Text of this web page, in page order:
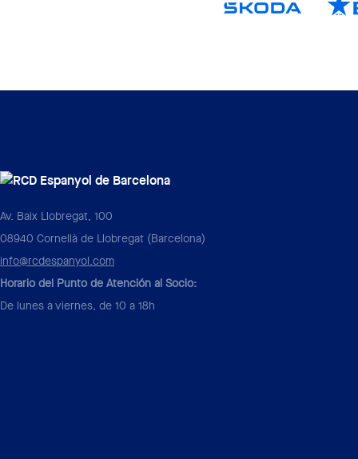
Av. Baix Llobregat, 100
08940 Cornellà de Llobregat (Barcelona)
info@rcdespanyol.com
Horario del Punto de Atención al Socio:
De lunes a viernes, de 10 a 18h